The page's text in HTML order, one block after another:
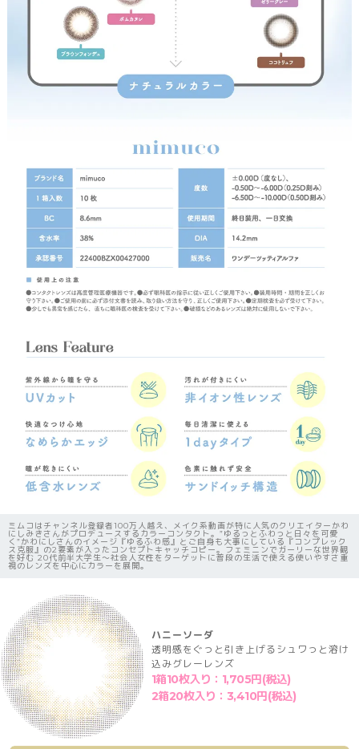
ミムコはチャンネル登録者100万人越え、メイク系動画が特に人気のクリエイターかわ
にしみきさんがプロデュースするカラーコンタクト。”ゆるっとふわっと日々を可愛
く”かわにしさんのイメージ『ゆるふわ感』とご自身も大事にしている『コンプレック
ス克服』の2要素が入ったコンセプトキャッチコピー。フェミニンでガーリーな世界観
を好む 20代前半大学生〜社会人女性をターゲットに普段の生活で使える使いやすさ重
視のレンズを中心にカラーを展開。
ハニーソーダ
透明感をぐっと引き上げるシュワっと溶け
込みグレーレンズ
1箱10枚入り：1,705円(税込)
2箱20枚入り：3,410円(税込)